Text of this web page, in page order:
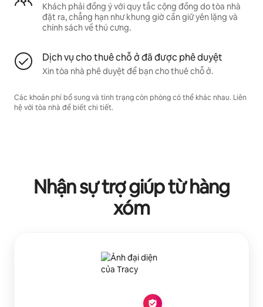
Khách phải đồng ý với quy tắc cộng đồng do tòa nhà
đặt ra, chẳng hạn như khung giờ cần giữ yên lặng và
chính sách về thú cưng.
Dịch vụ cho thuê chỗ ở đã được phê duyệt
Xin tòa nhà phê duyệt để bạn cho thuê chỗ ở.
Các khoản phí bổ sung và tình trạng còn phòng có thể khác nhau. Liên
hệ với tòa nhà để biết chi tiết.
Nhận sự trợ giúp từ hàng
xóm